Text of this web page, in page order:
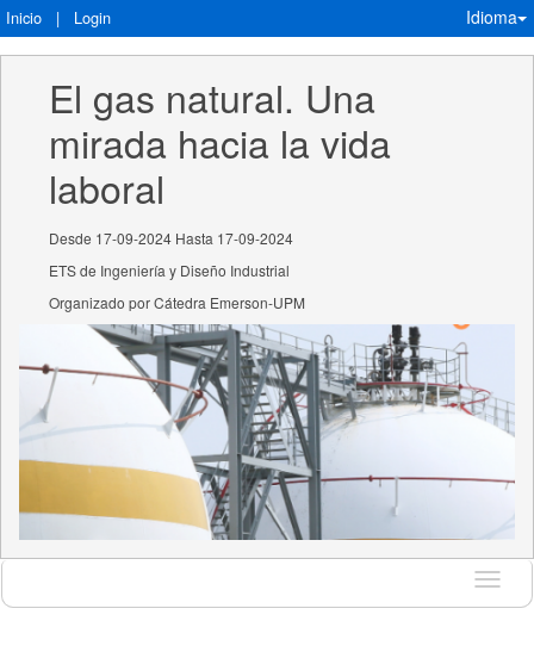
Inicio | Login Idioma
El gas natural. Una
mirada hacia la vida
laboral
Desde 17-09-2024 Hasta 17-09-2024
ETS de Ingeniería y Diseño Industrial
Organizado por Cátedra Emerson-UPM
Idioma